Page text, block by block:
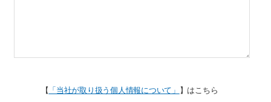
【 「当社が取り扱う個人情報について」 】はこちら